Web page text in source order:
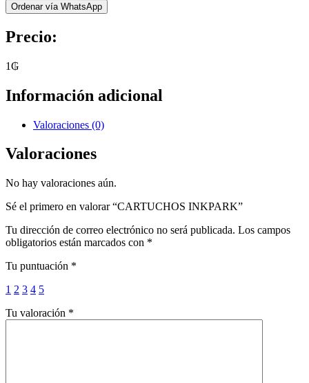
Ordenar vía WhatsApp
Precio:
1₲
Información adicional
Valoraciones (0)
Valoraciones
No hay valoraciones aún.
Sé el primero en valorar “CARTUCHOS INKPARK”
Tu dirección de correo electrónico no será publicada. Los campos
obligatorios están marcados con *
Tu puntuación *
1 2 3 4 5
Tu valoración *